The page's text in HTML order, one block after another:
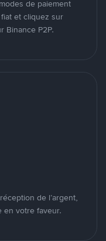
de paiement
et cliquez sur
Binance P2P.
de l’argent,
en votre faveur.